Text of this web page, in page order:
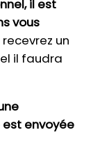
il est
vous
un
il faudra
envoyée